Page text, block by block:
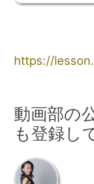
https://
動画部の
も登録し